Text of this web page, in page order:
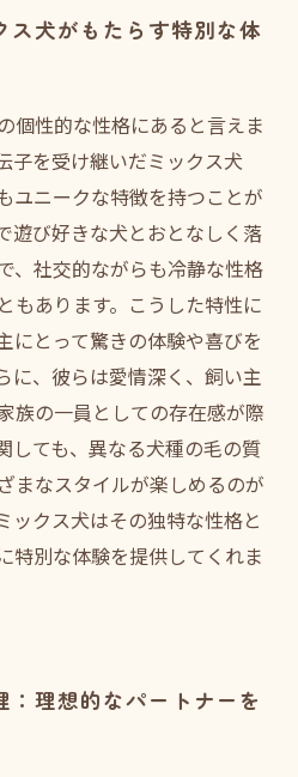
ス犬がもたらす特別な体
個性的な性格にあると言えま
子を受け継いだミックス犬
ユニークな特徴を持つことが
遊び好きな犬とおとなしく落
、社交的ながらも冷静な性格
もあります。こうした特性に
にとって驚きの体験や喜びを
に、彼らは愛情深く、飼い主
族の一員としての存在感が際
しても、異なる犬種の毛の質
まなスタイルが楽しめるのが
ックス犬はその独特な性格と
特別な体験を提供してくれま
：理想的なパートナーを